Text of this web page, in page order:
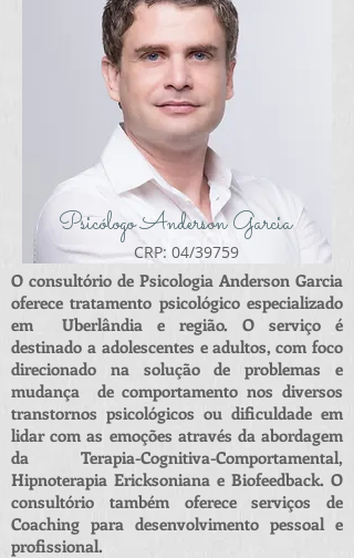
Psicólogo Anderson Garcia
O consultório de Psicologia Anderson Garcia
oferece tratamento psicológico especializado
em Uberlândia e região. O serviço é
destinado a adolescentes e adultos, com foco
direcionado na solução de problemas e
mudança de comportamento nos diversos
transtornos psicológicos ou dificuldade em
lidar com as emoções através da abordagem
da Terapia-Cognitiva-Comportamental,
Hipnoterapia Ericksoniana e Biofeedback. O
consultório também oferece serviços de
Coaching para desenvolvimento pessoal e
profissional.
CRP: 04/39759